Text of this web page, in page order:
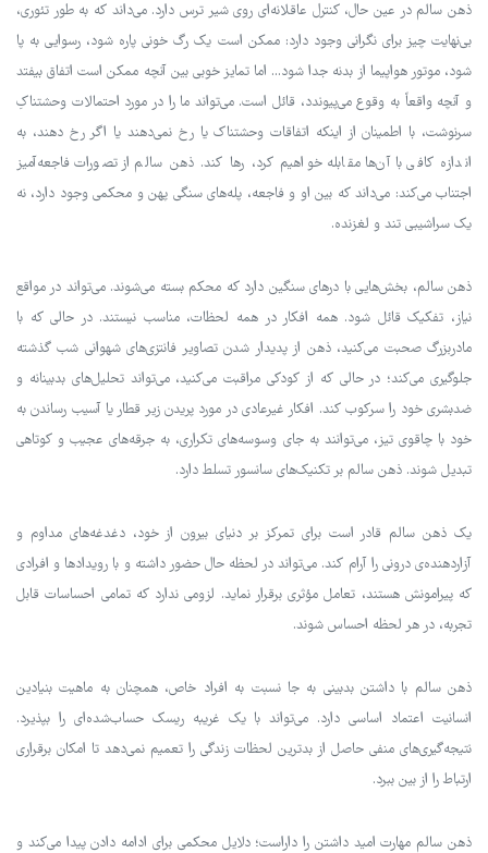
ذهن سالم در عین حال، کنترل عاقلانه‌ای روی شیر ترس دارد. می‌داند که به طور تئوری،
بی‌نهایت چیز برای نگرانی وجود دارد: ممکن است یک رگ خونی پاره شود، رسوایی به پا
شود، موتور هواپیما از بدنه جدا شود... اما تمایز خوبی بین آنچه ممکن است اتفاق بیفتد
و آنچه واقعاً به وقوع می‌پیوندد، قائل است. می‌تواند ما را در مورد احتمالات وحشتناکِ
سرنوشت، با اطمینان از اینکه اتفاقات وحشتناک یا رخ نمی‌دهند یا اگر رخ دهند، به
اندازه کافی با آن‌ها مقابله خواهیم کرد، رها کند. ذهن سالم از تصورات فاجعه‌آمیز
اجتناب می‌کند: می‌داند که بین او و فاجعه، پله‌های سنگی پهن و محکمی وجود دارد، نه
یک سراشیبی تند و لغزنده.
ذهن سالم، بخش‌هایی با درهای سنگین دارد که محکم بسته می‌شوند. می‌تواند در مواقع
نیاز، تفکیک قائل شود. همه افکار در همه لحظات، مناسب نیستند. در حالی که با
مادربزرگ صحبت می‌کنید، ذهن از پدیدار شدن تصاویر فانتزی‌های شهوانی شب گذشته
جلوگیری می‌کند؛ در حالی که از کودکی مراقبت می‌کنید، می‌تواند تحلیل‌های بدبینانه و
ضدبشری خود را سرکوب کند. افکار غیرعادی در مورد پریدن زیر قطار یا آسیب رساندن به
خود با چاقوی تیز، می‌توانند به جای وسوسه‌های تکراری، به جرقه‌های عجیب و کوتاهی
تبدیل شوند. ذهن سالم بر تکنیک‌های سانسور تسلط دارد.
یک ذهن سالم قادر است برای تمرکز بر دنیای بیرون از خود، دغدغه‌های مداوم و
آزاردهنده‌ی درونی را آرام کند. می‌تواند در لحظه حال حضور داشته و با رویدادها و افرادی
که پیرامونش هستند، تعامل مؤثری برقرار نماید. لزومی ندارد که تمامی احساسات قابل
تجربه، در هر لحظه احساس شوند.
ذهن سالم با داشتن بدبینی به جا نسبت به افراد خاص، همچنان به ماهیت بنیادین
انسانیت اعتماد اساسی دارد. می‌تواند با یک غریبه ریسک حساب‌شده‌ای را بپذیرد.
نتیجه‌گیری‌های منفی حاصل از بدترین لحظات زندگی را تعمیم نمی‌دهد تا امکان برقراری
ارتباط را از بین ببرد.
ذهن سالم مهارت امید داشتن را داراست؛ دلایل محکمی برای ادامه دادن پیدا می‌کند و